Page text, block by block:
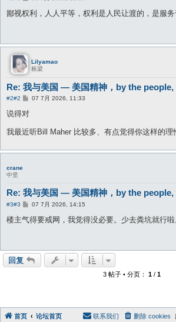
鄙视权利，人人平等，权利是人民让渡的，是服务
Lilyamao
栋梁
Re: 我与美国 — 美国精神，by the
#2#2
帖
07 7月 2026, 11:33
说得对
我最近听Bill Maher 比较多、有点觉得你这样的理
crane
中坚
Re: 我与美国 — 美国精神，by the
#3#3
帖
07 7月 2026, 14:15
楼主气得要戒网，我觉得没必要。少去粪坑就行啦
回复
3 帖子 • 分页： 1 / 1
首页 论坛首页 删除 cookies
联系我们